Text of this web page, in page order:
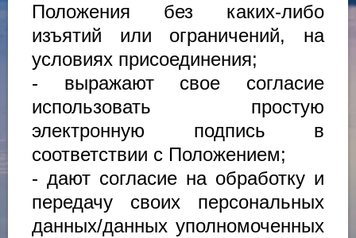
Положения без каких-либо
изъятий или ограничений, на
условиях присоединения;
- выражают свое согласие
использовать простую
электронную подпись в
соответствии с Положением;
- дают согласие на обработку и
передачу своих персональных
данных/данных уполномоченных